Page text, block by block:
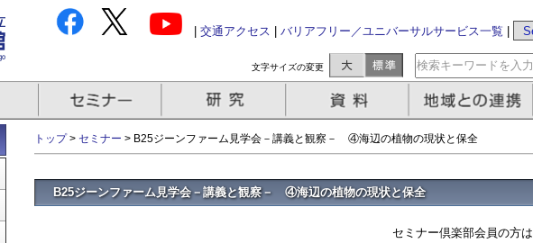
交通アクセス バリアフリー／ユニバーサルサービス一覧
文字サイズの変更
トップ> セミナー > B25ジーンファーム見学会－講義と観察－ ④海辺の植物の現状と保全
B25ジーンファーム見学会－講義と観察－ ④海辺の植物の現状と保全
セミナー倶楽部会員の方は